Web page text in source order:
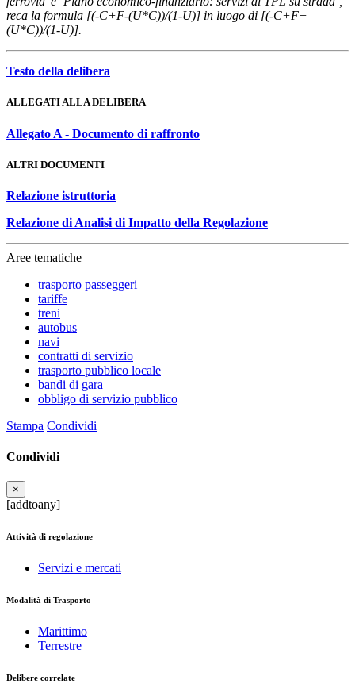
reca la formula [(-C+F-(U*C))/(1-U)] in luogo di [(-C+F+
(U*C))/(1-U)].
Testo della delibera
ALLEGATI ALLA DELIBERA
Allegato A - Documento di raffronto
ALTRI DOCUMENTI
Relazione istruttoria
Relazione di Analisi di Impatto della Regolazione
Aree tematiche
trasporto passeggeri
tariffe
treni
autobus
navi
contratti di servizio
trasporto pubblico locale
bandi di gara
obbligo di servizio pubblico
Stampa Condividi
Condividi
×
[addtoany]
Attività di regolazione
Servizi e mercati
Modalità di Trasporto
Marittimo
Terrestre
Delibere correlate